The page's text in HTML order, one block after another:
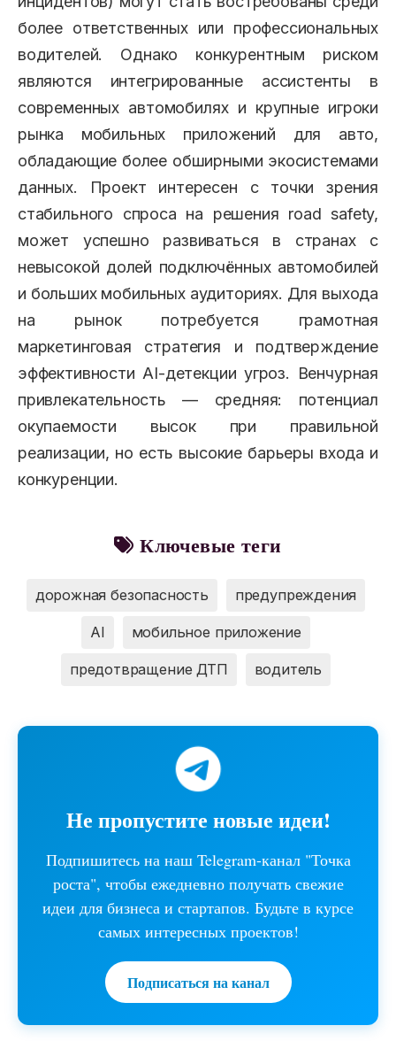
более ответственных или профессиональных
водителей. Однако конкурентным риском
являются интегрированные ассистенты в
современных автомобилях и крупные игроки
рынка мобильных приложений для авто,
обладающие более обширными экосистемами
данных. Проект интересен с точки зрения
стабильного спроса на решения road safety,
может успешно развиваться в странах с
невысокой долей подключённых автомобилей
и больших мобильных аудиториях. Для выхода
на рынок потребуется грамотная
маркетинговая стратегия и подтверждение
эффективности AI-детекции угроз. Венчурная
привлекательность — средняя: потенциал
окупаемости высок при правильной
реализации, но есть высокие барьеры входа и
конкуренции.
Ключевые теги
дорожная безопасность предупреждения
AI мобильное приложение
предотвращение ДТП водитель
Не пропустите новые идеи!
Подпишитесь на наш Telegram-канал "Точка
роста", чтобы ежедневно получать свежие
идеи для бизнеса и стартапов. Будьте в курсе
самых интересных проектов!
Подписаться на канал